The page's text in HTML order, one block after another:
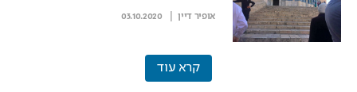
אופיר דיין 03.10.2020
קרא עוד